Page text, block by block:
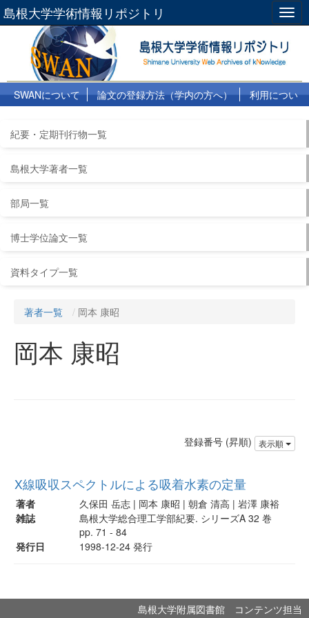
島根大学学術情報リポジトリ
SWANについて 論文の登録方法（学内の方へ）
利用につい
紀要・定期刊行物一覧
島根大学著者一覧
部局一覧
博士学位論文一覧
資料タイプ一覧
著者一覧 岡本 康昭
岡本 康昭
登録番号 (昇順) 表示順
X線吸収スペクトルによる吸着水素の定量
著者
久保田 岳志 | 岡本 康昭 | 朝倉 清高 | 岩澤 康裕
雑誌
島根大学総合理工学部紀要. シリーズA 32 巻
pp. 71 - 84
発行日
1998-12-24 発行
島根大学附属図書館 コンテンツ担当